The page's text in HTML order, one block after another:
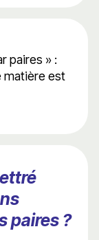
paires » :
matière est
paires ?